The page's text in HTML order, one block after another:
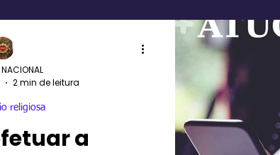
a
religiosa
2 min de leitura